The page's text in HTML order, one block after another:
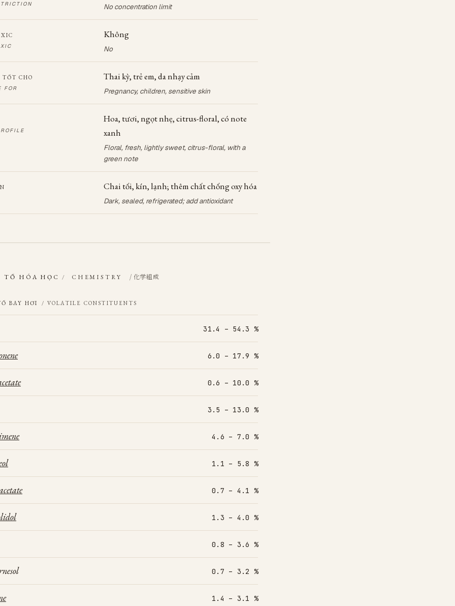
No concentration limit
Không
No
TỐT CHO
FOR
Thai kỳ, trẻ em, da nhạy cảm
Pregnancy, children, sensitive skin
Hoa, tươi, ngọt nhẹ, citrus-floral, có note
xanh
Floral, fresh, lightly sweet, citrus-floral, with a
green note
Chai tối, kín, lạnh; thêm chất chống oxy hóa
Dark, sealed, refrigerated; add antioxidant
TỐ HÓA HỌC / CHEMISTRY / 化学組成
BAY HƠI / VOLATILE CONSTITUENTS
31.4 – 54.3 %
6.0 – 17.9 %
0.6 – 10.0 %
3.5 – 13.0 %
4.6 – 7.0 %
1.1 – 5.8 %
0.7 – 4.1 %
1.3 – 4.0 %
0.8 – 3.6 %
0.7 – 3.2 %
1.4 – 3.1 %